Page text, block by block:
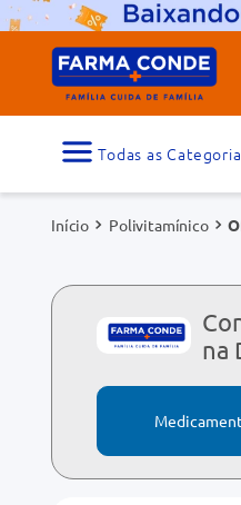
O
Polivitamínico
na